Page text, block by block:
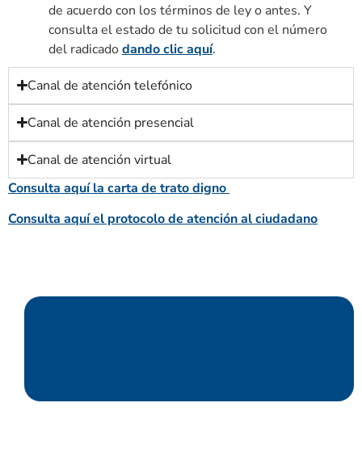
de acuerdo con los términos de ley o antes. Y
consulta el estado de tu solicitud con el número
del radicadodando clic aquí.
Canal de atención telefónico
Canal de atención presencial
Canal de atención virtual
Consulta aquí la carta de trato digno
Consulta aquí el protocolo de atención al ciudadano